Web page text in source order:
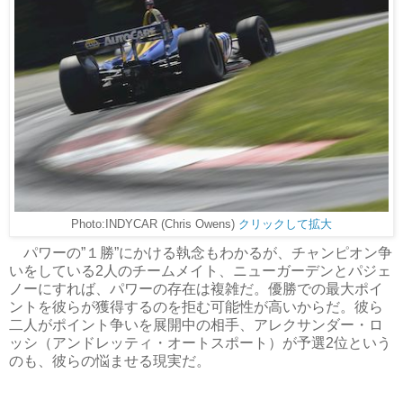
Photo:INDYCAR (Chris Owens) クリックして拡大
パワーの”１勝”にかける執念もわかるが、チャンピオン争
いをしている2人のチームメイト、ニューガーデンとパジェ
ノーにすれば、パワーの存在は複雑だ。優勝での最大ポイ
ントを彼らが獲得するのを拒む可能性が高いからだ。彼ら
二人がポイント争いを展開中の相手、アレクサンダー・ロ
ッシ（アンドレッティ・オートスポート）が予選2位という
のも、彼らの悩ませる現実だ。